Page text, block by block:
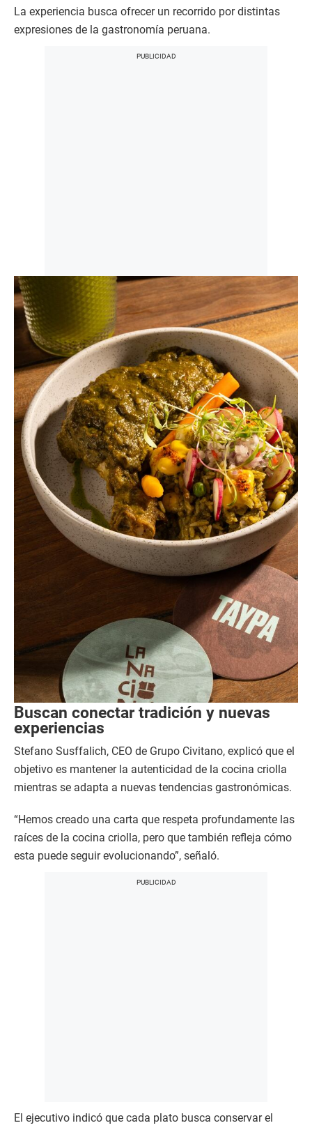
La experiencia busca ofrecer un recorrido por distintas
expresiones de la gastronomía peruana.
Buscan conectar tradición y nuevas
experiencias
Stefano Susffalich, CEO de Grupo Civitano, explicó que el
objetivo es mantener la autenticidad de la cocina criolla
mientras se adapta a nuevas tendencias gastronómicas.
“Hemos creado una carta que respeta profundamente las
raíces de la cocina criolla, pero que también refleja cómo
esta puede seguir evolucionando”, señaló.
El ejecutivo indicó que cada plato busca conservar el